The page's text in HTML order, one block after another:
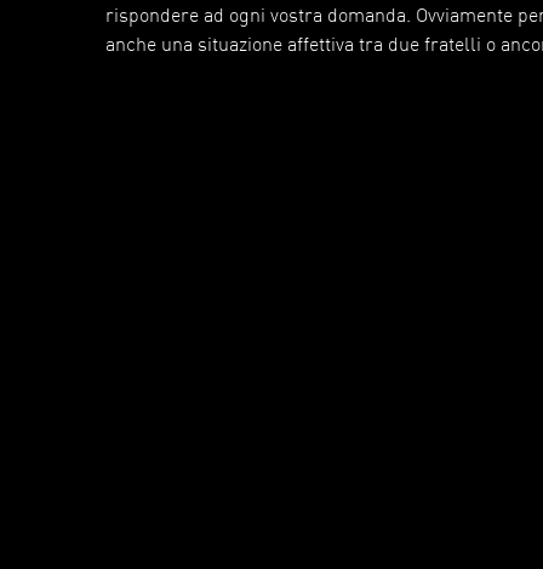
rispondere ad ogni vostra domanda. Ovviamente
anche una situazione affettiva tra due fratelli o